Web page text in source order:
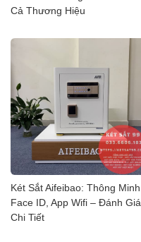
Cả Thương Hiệu
Két Sắt Aifeibao: Thông Minh
Face ID, App Wifi – Đánh Giá
Chi Tiết